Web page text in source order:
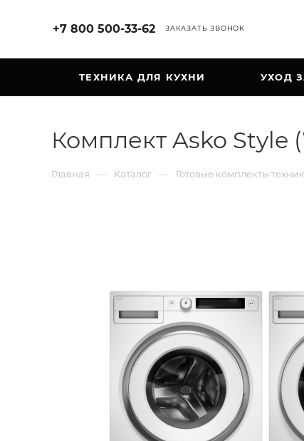
+7 800 500-33-62 ЗАКАЗАТЬ ЗВОНОК
ТЕХНИКА ДЛЯ КУХНИ УХОД
Комплект Asko Style
Главная — Каталог — Готовые комплекты